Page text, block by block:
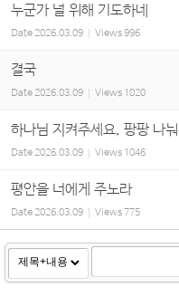
누군가 널 위해 기도하네
Date2026.03.09 Views996
결국
Date 2026.03.09 Views 1020
하나님 지켜주세요, 팡팡 나
Date2026.03.09 Views 1046
평안을 너에게 주노라
Date2026.03.09 Views775